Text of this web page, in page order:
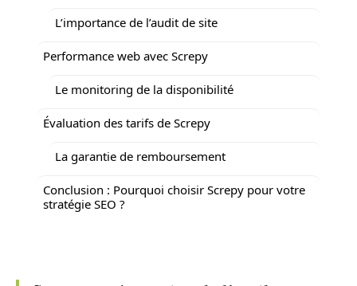
L’importance de l’audit de site
Performance web avec Screpy
Le monitoring de la disponibilité
Évaluation des tarifs de Screpy
La garantie de remboursement
Conclusion : Pourquoi choisir Screpy pour votre
stratégie SEO ?